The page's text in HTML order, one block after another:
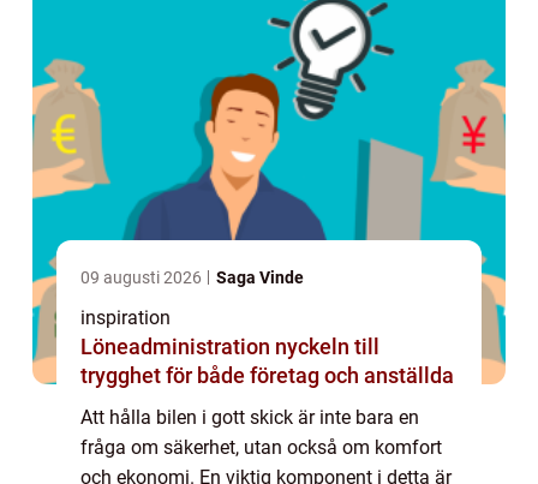
09 augusti 2026 Saga Vinde
inspiration
Löneadministration nyckeln till
trygghet för både företag och anställda
Att hålla bilen i gott skick är inte bara en
fråga om säkerhet, utan också om komfort
och ekonomi. En viktig komponent i detta är